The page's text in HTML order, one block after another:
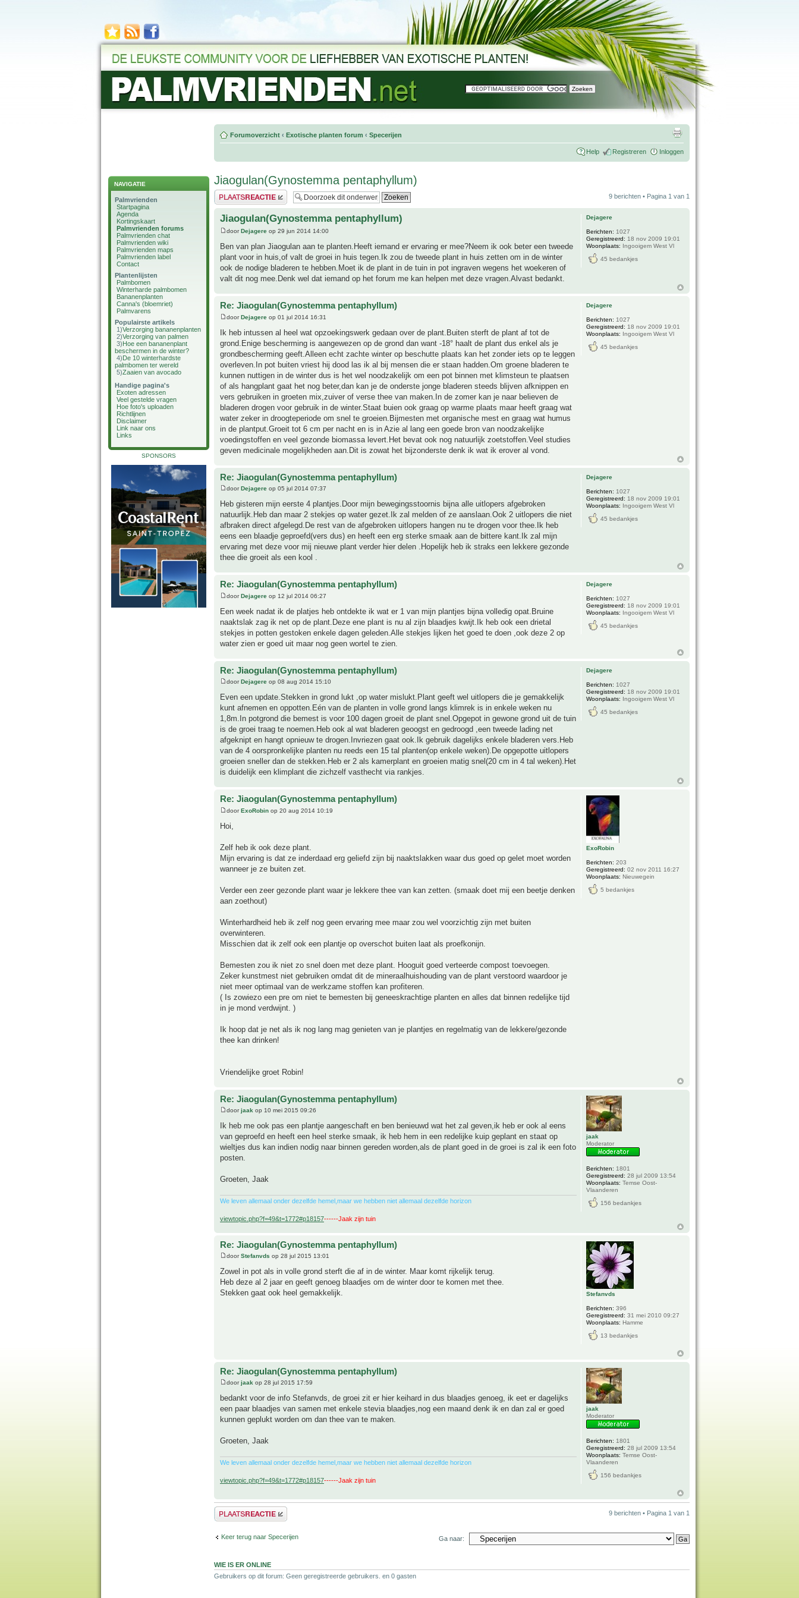
NAVIGATIE
Palmvrienden
Startpagina
Agenda
Kortingskaart
Palmvrienden forums
Palmvrienden chat
Palmvrienden wiki
Palmvrienden maps
Palmvrienden label
Contact
Plantenlijsten
Palmbomen
Winterharde palmbomen
Bananenplanten
Canna's (bloemriet)
Palmvarens
Populairste artikels
1)Verzorging bananenplanten
2)Verzorging van palmen
3)Hoe een bananenplant
beschermen in de winter?
4)De 10 winterhardste
palmbomen ter wereld
5)Zaaien van avocado
Handige pagina's
Exoten adressen
Veel gestelde vragen
Hoe foto's uploaden
Richtlijnen
Disclaimer
Link naar ons
Links
SPONSORS
Forumoverzicht ‹ Exotische planten forum ‹ Specerijen
Help Registreren Inloggen
Jiaogulan(Gynostemma pentaphyllum)
Plaats een reactie 9 berichten • Pagina 1 van 1
Jiaogulan(Gynostemma pentaphyllum)
doorDejagere op 29 jun 2014 14:00
Ben van plan Jiaogulan aan te planten.Heeft iemand er ervaring er mee?Neem ik ook beter een tweede
plant voor in huis,of valt de groei in huis tegen.Ik zou de tweede plant in huis zetten om in de winter
ook de nodige bladeren te hebben.Moet ik de plant in de tuin in pot ingraven wegens het woekeren of
valt dit nog mee.Denk wel dat iemand op het forum me kan helpen met deze vragen.Alvast bedankt.
Dejagere
Berichten: 1027
Geregistreerd: 18 nov 2009 19:01
Woonplaats: Ingooigem West Vl
45 bedankjes
Re: Jiaogulan(Gynostemma pentaphyllum)
doorDejagere op 01 jul 2014 16:31
Ik heb intussen al heel wat opzoekingswerk gedaan over de plant.Buiten sterft de plant af tot de
grond.Enige bescherming is aangewezen op de grond dan want -18° haalt de plant dus enkel als je
grondbescherming geeft.Alleen echt zachte winter op beschutte plaats kan het zonder iets op te leggen
overleven.In pot buiten vriest hij dood las ik al bij mensen die er staan hadden.Om groene bladeren te
kunnen nuttigen in de winter dus is het wel noodzakelijk om een pot binnen met klimsteun te plaatsen
of als hangplant gaat het nog beter,dan kan je de onderste jonge bladeren steeds blijven afknippen en
vers gebruiken in groeten mix,zuiver of verse thee van maken.In de zomer kan je naar believen de
bladeren drogen voor gebruik in de winter.Staat buien ook graag op warme plaats maar heeft graag wat
water zeker in droogteperiode om snel te groeien.Bijmesten met organische mest en graag wat humus
in de plantput.Groeit tot 6 cm per nacht en is in Azie al lang een goede bron van noodzakelijke
voedingstoffen en veel gezonde biomassa levert.Het bevat ook nog natuurlijk zoetstoffen.Veel studies
geven medicinale mogelijkheden aan.Dit is zowat het bijzonderste denk ik wat ik erover al vond.
Dejagere
Berichten: 1027
Geregistreerd: 18 nov 2009 19:01
Woonplaats: Ingooigem West Vl
45 bedankjes
Re: Jiaogulan(Gynostemma pentaphyllum)
doorDejagere op 05 jul 2014 07:37
Heb gisteren mijn eerste 4 plantjes.Door mijn bewegingsstoornis bijna alle uitlopers afgebroken
natuurlijk.Heb dan maar 2 stekjes op water gezet.Ik zal melden of ze aanslaan.Ook 2 uitlopers die niet
afbraken direct afgelegd.De rest van de afgebroken uitlopers hangen nu te drogen voor thee.Ik heb
eens een blaadje geproefd(vers dus) en heeft een erg sterke smaak aan de bittere kant.Ik zal mijn
ervaring met deze voor mij nieuwe plant verder hier delen .Hopelijk heb ik straks een lekkere gezonde
thee die groeit als een kool .
Dejagere
Berichten: 1027
Geregistreerd: 18 nov 2009 19:01
Woonplaats: Ingooigem West Vl
45 bedankjes
Re: Jiaogulan(Gynostemma pentaphyllum)
doorDejagere op 12 jul 2014 06:27
Een week nadat ik de platjes heb ontdekte ik wat er 1 van mijn plantjes bijna volledig opat.Bruine
naaktslak zag ik net op de plant.Deze ene plant is nu al zijn blaadjes kwijt.Ik heb ook een drietal
stekjes in potten gestoken enkele dagen geleden.Alle stekjes lijken het goed te doen ,ook deze 2 op
water zien er goed uit maar nog geen wortel te zien.
Dejagere
Berichten: 1027
Geregistreerd: 18 nov 2009 19:01
Woonplaats: Ingooigem West Vl
45 bedankjes
Re: Jiaogulan(Gynostemma pentaphyllum)
doorDejagere op 08 aug 2014 15:10
Even een update.Stekken in grond lukt ,op water mislukt.Plant geeft wel uitlopers die je gemakkelijk
kunt afnemen en oppotten.Eén van de planten in volle grond langs klimrek is in enkele weken nu
1,8m.In potgrond die bemest is voor 100 dagen groeit de plant snel.Opgepot in gewone grond uit de tuin
is de groei traag te noemen.Heb ook al wat bladeren geoogst en gedroogd ,een tweede lading net
afgeknipt en hangt opnieuw te drogen.Invriezen gaat ook.Ik gebruik dagelijks enkele bladeren vers.Heb
van de 4 oorspronkelijke planten nu reeds een 15 tal planten(op enkele weken).De opgepotte uitlopers
groeien sneller dan de stekken.Heb er 2 als kamerplant en groeien matig snel(20 cm in 4 tal weken).Het
is duidelijk een klimplant die zichzelf vasthecht via rankjes.
Dejagere
Berichten: 1027
Geregistreerd: 18 nov 2009 19:01
Woonplaats: Ingooigem West Vl
45 bedankjes
Re: Jiaogulan(Gynostemma pentaphyllum)
doorExoRobin op 20 aug 2014 10:19
Hoi,
Zelf heb ik ook deze plant.
Mijn ervaring is dat ze inderdaad erg geliefd zijn bij naaktslakken waar dus goed op gelet moet worden
wanneer je ze buiten zet.
Verder een zeer gezonde plant waar je lekkere thee van kan zetten. (smaak doet mij een beetje denken
aan zoethout)
Winterhardheid heb ik zelf nog geen ervaring mee maar zou wel voorzichtig zijn met buiten
overwinteren.
Misschien dat ik zelf ook een plantje op overschot buiten laat als proefkonijn.
Bemesten zou ik niet zo snel doen met deze plant. Hooguit goed verteerde compost toevoegen.
Zeker kunstmest niet gebruiken omdat dit de mineraalhuishouding van de plant verstoord waardoor je
niet meer optimaal van de werkzame stoffen kan profiteren.
( Is zowiezo een pre om niet te bemesten bij geneeskrachtige planten en alles dat binnen redelijke tijd
in je mond verdwijnt. )
Ik hoop dat je net als ik nog lang mag genieten van je plantjes en regelmatig van de lekkere/gezonde
thee kan drinken!
Vriendelijke groet Robin!
ExoRobin
Berichten: 203
Geregistreerd: 02 nov 2011 16:27
Woonplaats: Nieuwegein
5 bedankjes
Re: Jiaogulan(Gynostemma pentaphyllum)
doorjaak op 10 mei 2015 09:26
Ik heb me ook pas een plantje aangeschaft en ben benieuwd wat het zal geven,ik heb er ook al eens
van geproefd en heeft een heel sterke smaak, ik heb hem in een redelijke kuip geplant en staat op
wieltjes dus kan indien nodig naar binnen gereden worden,als de plant goed in de groei is zal ik een foto
posten.
Groeten, Jaak
We leven allemaal onder dezelfde hemel,maar we hebben niet allemaal dezelfde horizon
viewtopic.php?f=49&t=1772#p18157------Jaak zijn tuin
jaak
Moderator
Berichten: 1801
Geregistreerd: 28 jul 2009 13:54
Woonplaats: Temse Oost-
Vlaanderen
156 bedankjes
Re: Jiaogulan(Gynostemma pentaphyllum)
doorStefanvds op 28 jul 2015 13:01
Zowel in pot als in volle grond sterft die af in de winter. Maar komt rijkelijk terug.
Heb deze al 2 jaar en geeft genoeg blaadjes om de winter door te komen met thee.
Stekken gaat ook heel gemakkelijk.
Stefanvds
Berichten: 396
Geregistreerd: 31 mei 2010 09:27
Woonplaats: Hamme
13 bedankjes
Re: Jiaogulan(Gynostemma pentaphyllum)
doorjaak op 28 jul 2015 17:59
bedankt voor de info Stefanvds, de groei zit er hier keihard in dus blaadjes genoeg, ik eet er dagelijks
een paar blaadjes van samen met enkele stevia blaadjes,nog een maand denk ik en dan zal er goed
kunnen geplukt worden om dan thee van te maken.
Groeten, Jaak
We leven allemaal onder dezelfde hemel,maar we hebben niet allemaal dezelfde horizon
viewtopic.php?f=49&t=1772#p18157------Jaak zijn tuin
jaak
Moderator
Berichten: 1801
Geregistreerd: 28 jul 2009 13:54
Woonplaats: Temse Oost-
Vlaanderen
156 bedankjes
Plaats een reactie 9 berichten • Pagina 1 van 1
Keer terug naar Specerijen Ga naar:
WIE IS ER ONLINE
Gebruikers op dit forum: Geen geregistreerde gebruikers. en 0 gasten